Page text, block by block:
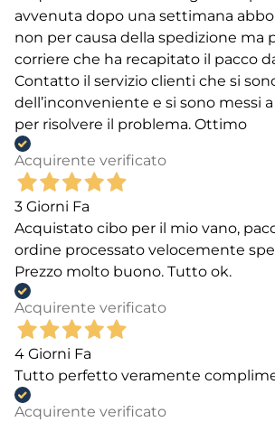
avvenuta dopo una settimana
non per causa della spedizione ma
corriere che ha recapitato il pacco
Contatto il servizio clienti che si
dell’inconveniente e si sono messi
per risolvere il problema. Ottimo
Acquirente verificato
3 Giorni Fa
Acquistato cibo per il mio vano,
ordine processato velocemente
Prezzo molto buono. Tutto ok.
Acquirente verificato
4 Giorni Fa
Tutto perfetto veramente
Acquirente verificato